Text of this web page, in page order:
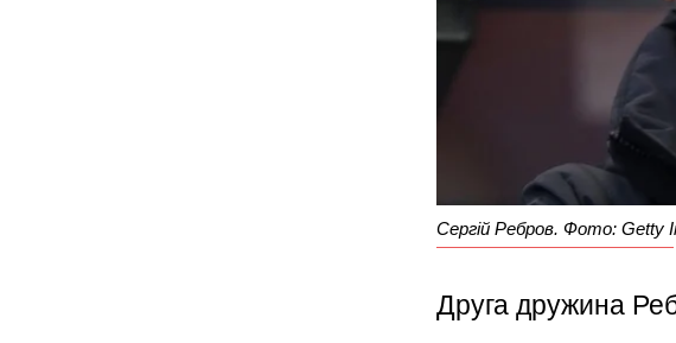
Сергій Ребров. Фото: Getty
Друга дружина